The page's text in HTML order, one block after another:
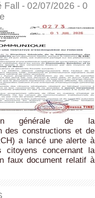
Fall - 02/07/2026 - 0
générale de la
des constructions et de
a lancé une alerte à
citoyens concernant la
faux document relatif à